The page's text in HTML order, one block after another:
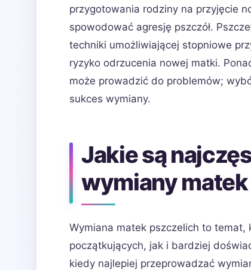
przygotowania rodziny na przyjęcie
spowodować agresję pszczół.
techniki umożliwiającej stopniowe
ryzyko odrzucenia nowej matki.
może prowadzić do problemów;
sukces wymiany.
Jakie są
wymiany
Wymiana matek pszczelich to
początkujących, jak i bardziej
kiedy najlepiej przeprowadzać